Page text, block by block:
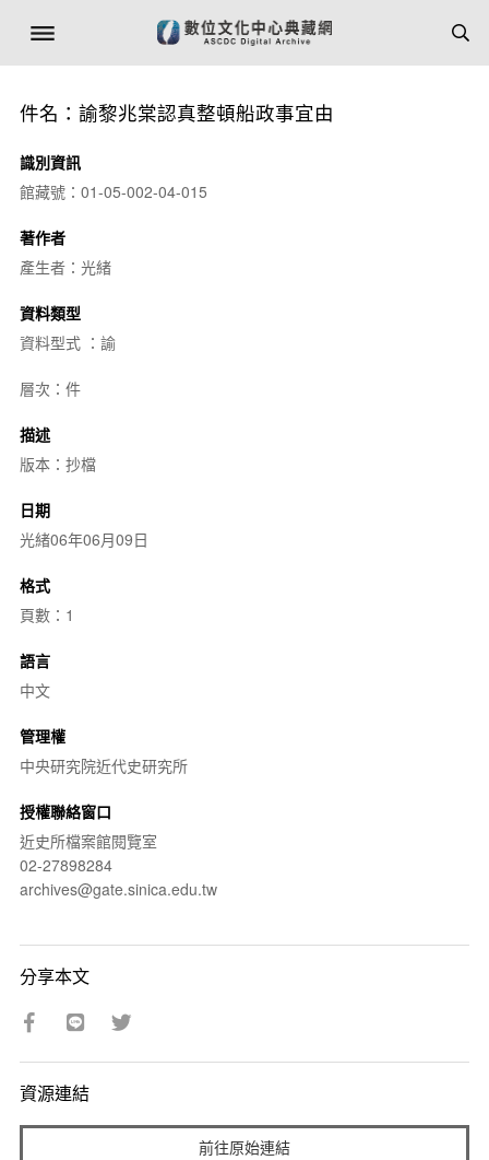
件名：諭黎兆棠認真整頓船政事宜由
識別資訊
館藏號：01-05-002-04-015
著作者
產生者：光緒
資料類型
資料型式 ：諭
層次：件
描述
版本：抄檔
日期
光緒06年06月09日
格式
頁數：1
語言
中文
管理權
中央研究院近代史研究所
授權聯絡窗口
近史所檔案館閱覽室
02-27898284
archives@gate.sinica.edu.tw
分享本文
資源連結
前往原始連結